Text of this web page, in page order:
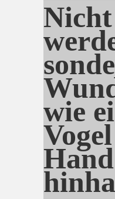
wie
Hand